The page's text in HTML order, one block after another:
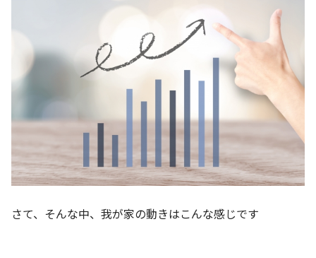
さて、そんな中、我が家の動きはこんな感じです